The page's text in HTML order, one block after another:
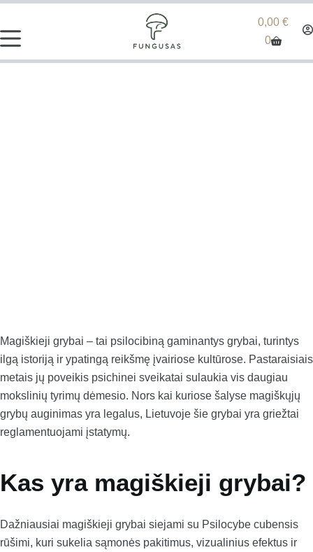
0,00 €
0
Magiškieji grybai – tai psilocibiną gaminantys grybai, turintys
ilgą istoriją ir ypatingą reikšmę įvairiose kultūrose. Pastaraisiais
metais jų poveikis psichinei sveikatai sulaukia vis daugiau
mokslinių tyrimų dėmesio. Nors kai kuriose šalyse magiškųjų
grybų auginimas yra legalus, Lietuvoje šie grybai yra griežtai
reglamentuojami įstatymų.
Kas yra magiškieji grybai?
Dažniausiai magiškieji grybai siejami su Psilocybe cubensis
rūšimi, kuri sukelia sąmonės pakitimus, vizualinius efektus ir